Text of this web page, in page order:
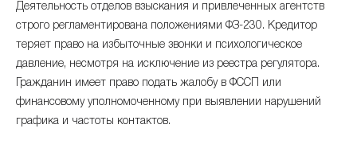
Деятельность отделов взыскания и привлеченных агентств
строго регламентирована положениями ФЗ-230. Кредитор
теряет право на избыточные звонки и психологическое
давление, несмотря на исключение из реестра регулятора.
Гражданин имеет право подать жалобу в ФССП или
финансовому уполномоченному при выявлении нарушений
графика и частоты контактов.